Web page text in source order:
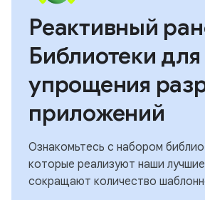
Реактивный
Библиотеки для
упрощения
приложений
Ознакомьтесь с набором
которые реализуют наши
сокращают количество